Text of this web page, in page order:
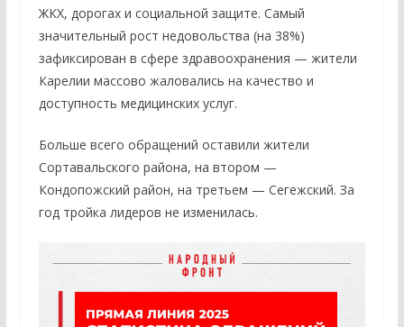
ЖКХ, дорогах и социальной защите. Самый
значительный рост недовольства (на 38%)
зафиксирован в сфере здравоохранения — жители
Карелии массово жаловались на качество и
доступность медицинских услуг.
Больше всего обращений оставили жители
Сортавальского района, на втором —
Кондопожский район, на третьем — Сегежский. За
год тройка лидеров не изменилась.